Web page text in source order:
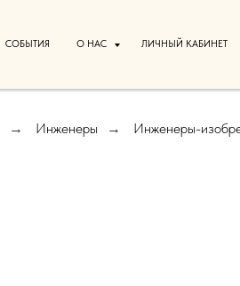
СОБЫТИЯ О НАС ЛИЧНЫЙ КАБИНЕТ
→ Инженеры → Инженеры-